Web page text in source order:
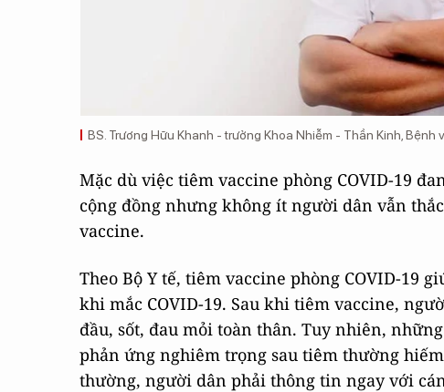
BS. Trương Hữu Khanh - trưởng Khoa Nhiễm - Thần Kinh, Bệnh
Mặc dù việc tiêm vaccine phòng COVID-19
cộng đồng nhưng không ít người dân vẫn
vaccine.
Theo Bộ Y tế, tiêm vaccine phòng COVID-19
khi mắc COVID-19. Sau khi tiêm vaccine,
đầu, sốt, đau mỏi toàn thân. Tuy nhiên,
phản ứng nghiêm trọng sau tiêm thường
thường, người dân phải thông tin ngay với